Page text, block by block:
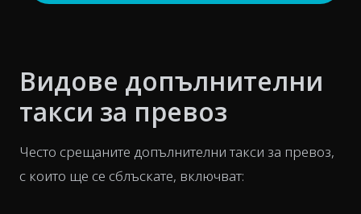
Видове допълнителни
такси за превоз
Често срещаните допълнителни такси за превоз,
с които ще се сблъскате, включват: